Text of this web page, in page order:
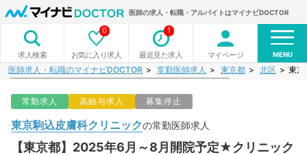
医師の求人・転職・アルバイトはマイナビDOCTOR
求人検索 お気に入り求人
0
最近見た求人
1
マイページ MENU
医師求人・転職のマイナビDOCTOR 常勤医師求人 東京都 北区 東京
常勤求人 高給与求人 募集停止
東京駒込皮膚科クリニックの常勤医師求人
【東京都】2025年6月～8月開院予定★クリニック